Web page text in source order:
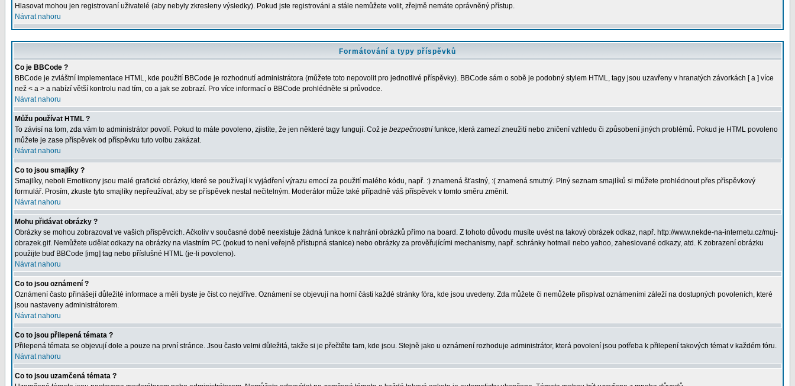
Hlasovat mohou jen registrovaní uživatelé (aby nebyly zkresleny výsledky). Pokud jste registrováni a stále nemůžete volit, zřejmě nemáte oprávněný přístup.
Návrat nahoru
Formátování a typy příspěvků
Co je BBCode ?
BBCode je zvláštní implementace HTML, kde použití BBCode je rozhodnutí administrátora (můžete toto nepovolit pro jednotlivé příspěvky). BBCode sám o sobě je podobný stylem HTML, tagy jsou uzavřeny v hranatých závorkách [ a ] více
než < a > a nabízí větší kontrolu nad tím, co a jak se zobrazí. Pro více informací o BBCode prohlédněte si průvodce.
Návrat nahoru
Můžu používat HTML ?
To závisí na tom, zda vám to administrátor povolí. Pokud to máte povoleno, zjistíte, že jen některé tagy fungují. Což je bezpečnostní funkce, která zamezí zneužití nebo zničení vzhledu či způsobení jiných problémů. Pokud je HTML povoleno
můžete je zase příspěvek od příspěvku tuto volbu zakázat.
Návrat nahoru
Co to jsou smajlíky ?
Smajlíky, neboli Emotikony jsou malé grafické obrázky, které se používají k vyjádření výrazu emocí za použití malého kódu, např. :) znamená šťastný, :( znamená smutný. Plný seznam smajlíků si můžete prohlédnout přes příspěvkový
formulář. Prosím, zkuste tyto smajlíky nepřeužívat, aby se příspěvek nestal nečitelným. Moderátor může také případně váš příspěvek v tomto směru změnit.
Návrat nahoru
Mohu přidávat obrázky ?
Obrázky se mohou zobrazovat ve vašich příspěvcích. Ačkoliv v současné době neexistuje žádná funkce k nahrání obrázků přímo na board. Z tohoto důvodu musíte uvést na takový obrázek odkaz, např. http://www.nekde-na-internetu.cz/muj-
obrazek.gif. Nemůžete udělat odkazy na obrázky na vlastním PC (pokud to není veřejně přístupná stanice) nebo obrázky za prověřujícími mechanismy, např. schránky hotmail nebo yahoo, zaheslované odkazy, atd. K zobrazení obrázku
použijte buď BBCode [img] tag nebo příslušné HTML (je-li povoleno).
Návrat nahoru
Co to jsou oznámení ?
Oznámení často přinášejí důležité informace a měli byste je číst co nejdříve. Oznámení se objevují na horní části každé stránky fóra, kde jsou uvedeny. Zda můžete či nemůžete přispívat oznámeními záleží na dostupných povoleních, které
jsou nastaveny administrátorem.
Návrat nahoru
Co to jsou přilepená témata ?
Přilepená témata se objevují dole a pouze na první stránce. Jsou často velmi důležitá, takže si je přečtěte tam, kde jsou. Stejně jako u oznámení rozhoduje administrátor, která povolení jsou potřeba k přilepení takových témat v každém fóru.
Návrat nahoru
Co to jsou uzamčená témata ?